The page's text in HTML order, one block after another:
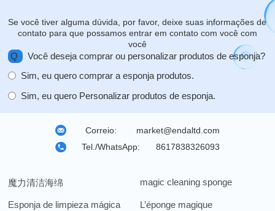
Se você tiver alguma dúvida, por favor, deixe suas informações de
contato para que possamos entrar em contato com você com
você
Q
Você deseja comprar ou personalizar produtos de esponja?
Sim, eu quero comprar a esponja produtos.
Sim, eu quero Personalizar produtos de esponja.
Correio:
market@endaltd.com
Tel./WhatsApp:
8617838326093
魔力清洁海绵 magic cleaning sponge
Esponja de limpieza mágica
L’éponge magique